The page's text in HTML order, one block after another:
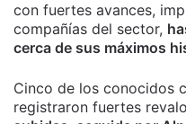
con fuertes avances,
compañías del sector,
cerca de sus máximos
Cinco de los conocidos
registraron fuertes